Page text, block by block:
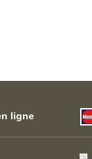
ligne